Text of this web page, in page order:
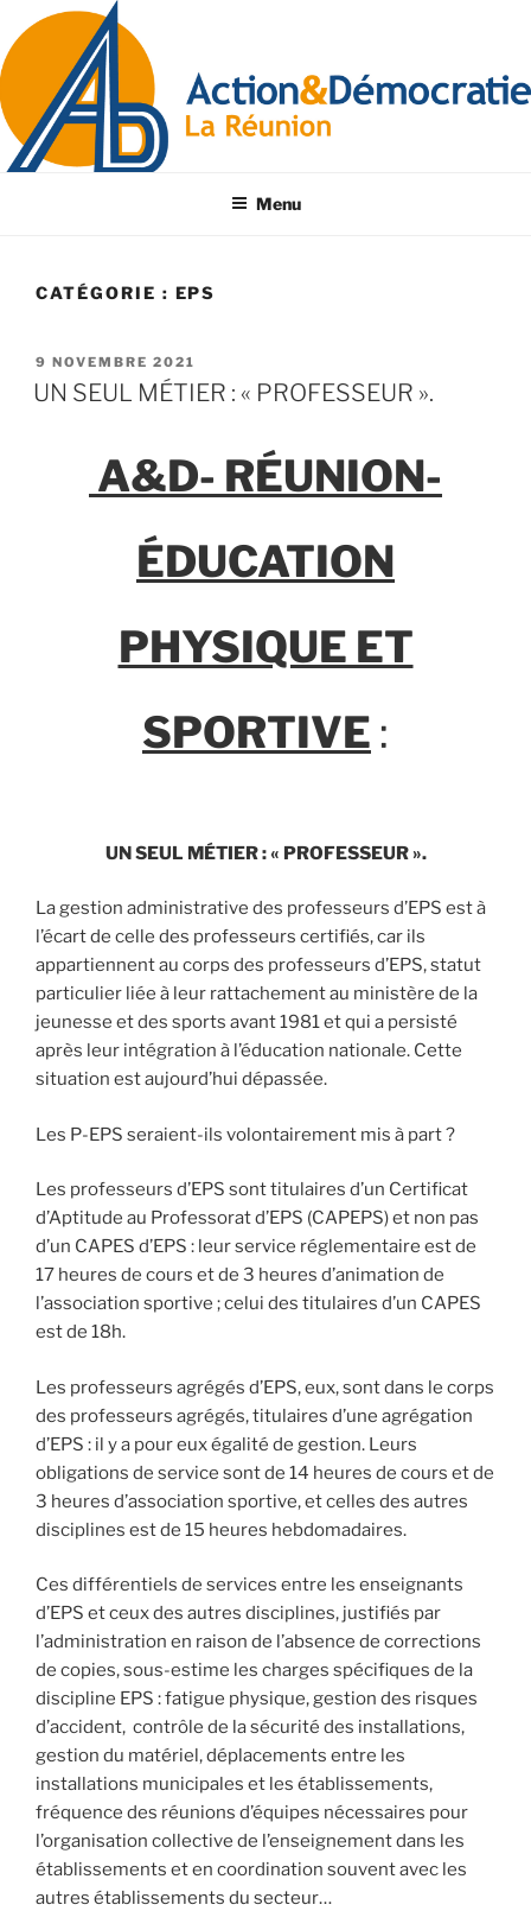
Menu
CATÉGORIE : EPS
9 NOVEMBRE 2021
UN SEUL MÉTIER : « PROFESSEUR ».
A&D- RÉUNION-
ÉDUCATION
PHYSIQUE ET
SPORTIVE :
UN SEUL MÉTIER : « PROFESSEUR ».
La gestion administrative des professeurs d’EPS est à
l’écart de celle des professeurs certifiés, car ils
appartiennent au corps des professeurs d’EPS, statut
particulier liée à leur rattachement au ministère de la
jeunesse et des sports avant 1981 et qui a persisté
après leur intégration à l’éducation nationale. Cette
situation est aujourd’hui dépassée.
Les P-EPS seraient-ils volontairement mis à part ?
Les professeurs d’EPS sont titulaires d’un Certificat
d’Aptitude au Professorat d’EPS (CAPEPS) et non pas
d’un CAPES d’EPS : leur service réglementaire est de
17 heures de cours et de 3 heures d’animation de
l’association sportive ; celui des titulaires d’un CAPES
est de 18h.
Les professeurs agrégés d’EPS, eux, sont dans le corps
des professeurs agrégés, titulaires d’une agrégation
d’EPS : il y a pour eux égalité de gestion. Leurs
obligations de service sont de 14 heures de cours et de
3 heures d’association sportive, et celles des autres
disciplines est de 15 heures hebdomadaires.
Ces différentiels de services entre les enseignants
d’EPS et ceux des autres disciplines, justifiés par
l’administration en raison de l’absence de corrections
de copies, sous-estime les charges spécifiques de la
discipline EPS : fatigue physique, gestion des risques
d’accident, contrôle de la sécurité des installations,
gestion du matériel, déplacements entre les
installations municipales et les établissements,
fréquence des réunions d’équipes nécessaires pour
l’organisation collective de l’enseignement dans les
établissements et en coordination souvent avec les
autres établissements du secteur…